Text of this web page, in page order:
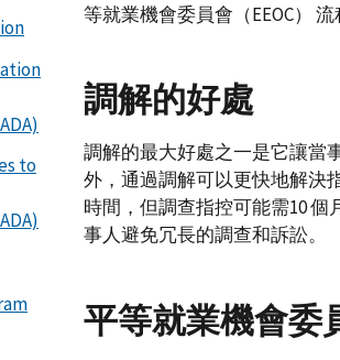
to
等就業機會委員會（EEOC） 流
調解的好處
調解的最大好處之一是它讓當
外，通過調解可以更快地解決
時間，但調查指控可能需10
事人避免冗長的調查和訴訟。
平等就業機會委